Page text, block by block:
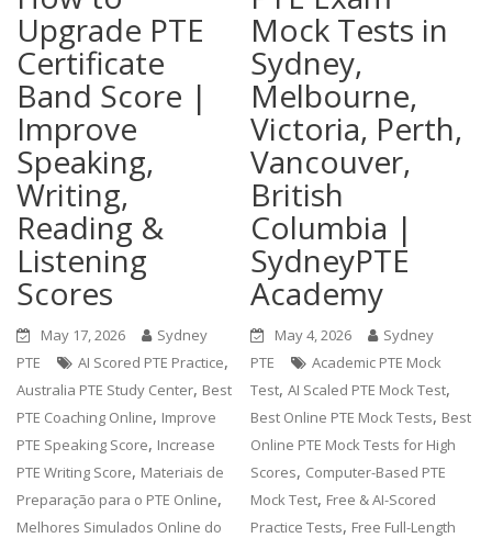
Upgrade PTE
Certificate
Band Score |
Improve
Speaking,
Writing,
Reading &
Listening
Scores
May 17, 2026
Sydney
PTE
AI Scored PTE Practice,
Australia PTE Study Center, Best
PTE Coaching Online, Improve
PTE Speaking Score, Increase
PTE Writing Score, Materiais de
Preparação para o PTE Online,
Melhores Simulados Online do
Mock Tests in
Sydney,
Melbourne,
Victoria, Perth,
Vancouver,
British
Columbia |
SydneyPTE
Academy
May 4, 2026
Sydney
PTE
Academic PTE Mock
Test,AI Scaled PTE Mock Test,
Best Online PTE Mock Tests, Best
Online PTE Mock Tests for High
Scores, Computer-Based PTE
Mock Test, Free & AI-Scored
Practice Tests, Free Full-Length